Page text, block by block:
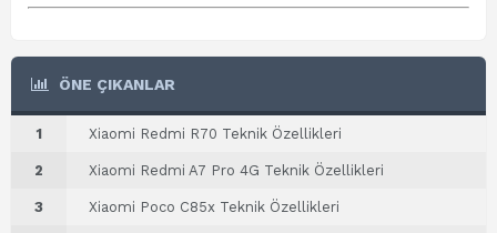
ÖNE ÇIKANLAR
1 Xiaomi Redmi R70 Teknik Özellikleri
2 Xiaomi Redmi A7 Pro 4G Teknik Özellikleri
3 Xiaomi Poco C85x Teknik Özellikleri